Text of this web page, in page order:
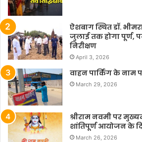
ऐशबाग स्थित डॉ.
जुलाई तक होगा पूर्ण,
निरीक्षण
April 3, 2026
वाहन पार्किंग के नाम
March 29, 2026
श्रीराम नवमी पर
शांतिपूर्ण आयोजन के
March 26, 2026